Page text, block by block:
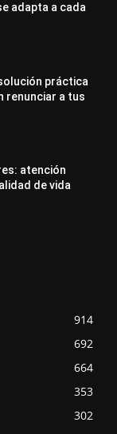
adapta a cada
práctica
renunciar a tus
atención
de vida
914
692
664
353
302